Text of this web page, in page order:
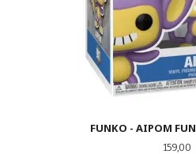
FUNKO - AIPOM
Pris
159,00